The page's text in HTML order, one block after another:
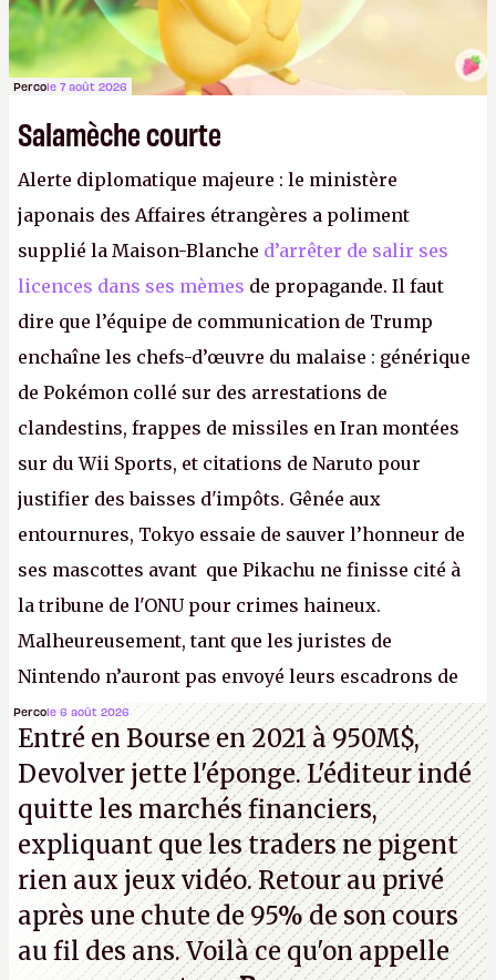
Percole 7 août 2026
Salamèche courte
Alerte diplomatique majeure : le ministère
japonais des Affaires étrangères a poliment
supplié la Maison-Blanche d’arrêter de salir ses
licences dans ses mèmes de propagande. Il faut
dire que l’équipe de communication de Trump
enchaîne les chefs-d’œuvre du malaise : générique
de Pokémon collé sur des arrestations de
clandestins, frappes de missiles en Iran montées
sur du Wii Sports, et citations de Naruto pour
justifier des baisses d'impôts. Gênée aux
entournures, Tokyo essaie de sauver l’honneur de
ses mascottes avant que Pikachu ne finisse cité à
la tribune de l'ONU pour crimes haineux.
Malheureusement, tant que les juristes de
Nintendo n’auront pas envoyé leurs escadrons de
la mort judiciaires pour distribuer du copyright
strike à tour de bras, l'Oncle Sam continuera
d'étaler sa confiture intellectuelle sur vos
souvenirs d'enfance.P.
Percole 6 août 2026
Entré en Bourse en 2021 à 950M$,
Devolver jette l'éponge. L'éditeur indé
quitte les marchés financiers,
expliquant que les traders ne pigent
rien aux jeux vidéo. Retour au privé
après une chute de 95% de son cours
au fil des ans. Voilà ce qu'on appelle